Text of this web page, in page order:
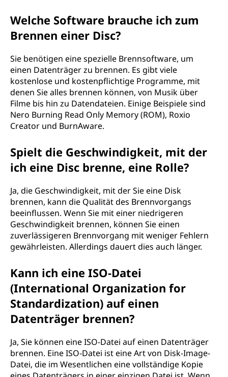
Welche Software brauche ich zum
Brennen einer Disc?
Sie benötigen eine spezielle Brennsoftware, um
einen Datenträger zu brennen. Es gibt viele
kostenlose und kostenpflichtige Programme, mit
denen Sie alles brennen können, von Musik über
Filme bis hin zu Datendateien. Einige Beispiele sind
Nero Burning Read Only Memory (ROM), Roxio
Creator und BurnAware.
Spielt die Geschwindigkeit, mit der
ich eine Disc brenne, eine Rolle?
Ja, die Geschwindigkeit, mit der Sie eine Disk
brennen, kann die Qualität des Brennvorgangs
beeinflussen. Wenn Sie mit einer niedrigeren
Geschwindigkeit brennen, können Sie einen
zuverlässigeren Brennvorgang mit weniger Fehlern
gewährleisten. Allerdings dauert dies auch länger.
Kann ich eine ISO-Datei
(International Organization for
Standardization) auf einen
Datenträger brennen?
Ja, Sie können eine ISO-Datei auf einen Datenträger
brennen. Eine ISO-Datei ist eine Art von Disk-Image-
Datei, die im Wesentlichen eine vollständige Kopie